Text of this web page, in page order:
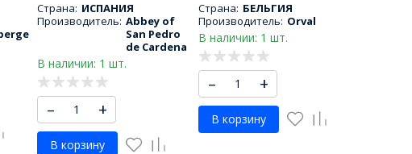
Страна: ИСПАНИЯ
Производитель: Abbey of
San Pedro
de Cardena
В наличии: 1 шт.
– +
В корзину
Страна: БЕЛЬГИЯ
Производитель: Orval
В наличии: 1 шт.
– +
В корзину